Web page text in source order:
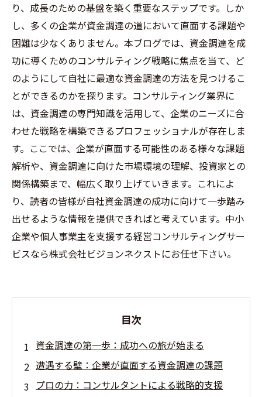
り、成長のための基盤を築く重要なステップです。しか
し、多くの企業が資金調達の道において直面する課題や
困難は少なくありません。本ブログでは、資金調達を成
功に導くためのコンサルティング戦略に焦点を当て、ど
のようにして自社に最適な資金調達の方法を見つけるこ
とができるのかを探ります。コンサルティング業界に
は、資金調達の専門知識を活用して、企業のニーズに合
わせた戦略を構築できるプロフェッショナルが存在しま
す。ここでは、企業が直面する可能性のある様々な課題
解析や、資金調達に向けた市場環境の理解、投資家との
関係構築まで、幅広く取り上げていきます。これによ
り、読者の皆様が自社資金調達の成功に向けて一歩踏み
出せるような情報を提供できればと考えています。中小
企業や個人事業主を支援する経営コンサルティングサー
ビスなら株式会社ビジョンネクストにお任せ下さい。
目次
資金調達の第一歩：成功への旅が始まる
遭遇する壁：企業が直面する資金調達の課題
プロの力：コンサルタントによる戦略的支援